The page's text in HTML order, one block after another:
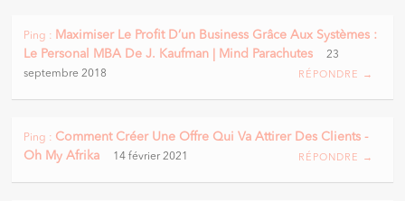
Ping : Maximiser Le Profit D’un Business Grâce Aux Systèmes :
Le Personal MBA De J. Kaufman | Mind Parachutes
23
septembre 2018
RÉPONDRE →
Ping : Comment Créer Une Offre Qui Va Attirer Des Clients -
Oh My Afrika
14 février 2021 RÉPONDRE →